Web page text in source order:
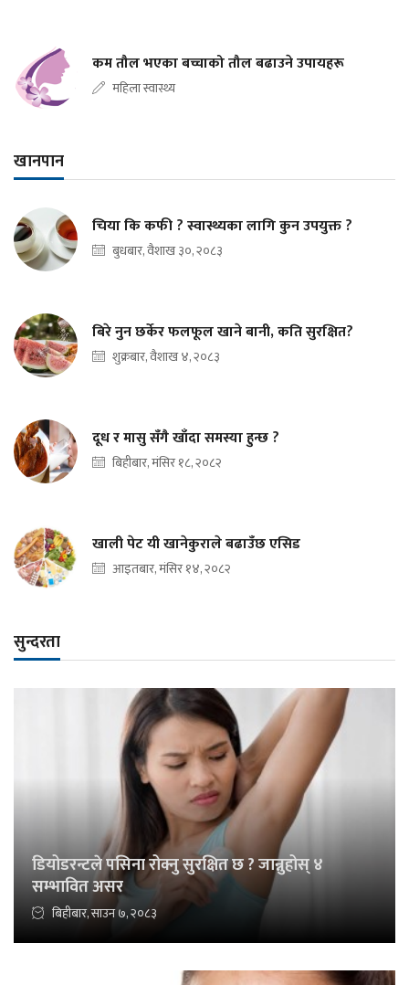
कम तौल भएका बच्चाको तौल बढाउने उपायहरू
महिला स्वास्थ्य
खानपान
चिया कि कफी ? स्वास्थ्यका लागि कुन उपयुक्त ?
बुधबार, वैशाख ३०, २०८३
बिरे नुन छर्केर फलफूल खाने बानी, कति सुरक्षित?
शुक्रबार, वैशाख ४, २०८३
दूध र मासु सँगै खाँदा समस्या हुन्छ ?
बिहीबार, मंसिर १८, २०८२
खाली पेट यी खानेकुराले बढाउँछ एसिड
आइतबार, मंसिर १४, २०८२
सुन्दरता
डियोडरन्टले पसिना रोक्नु सुरक्षित छ ? जान्नुहोस् ४
सम्भावित असर
बिहीबार, साउन ७, २०८३